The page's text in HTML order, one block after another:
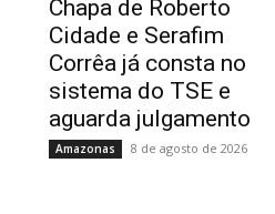
Chapa de Roberto
Cidade e Serafim
Corrêa já consta no
sistema do TSE e
aguarda julgamento
Amazonas 8 de agosto de 2026